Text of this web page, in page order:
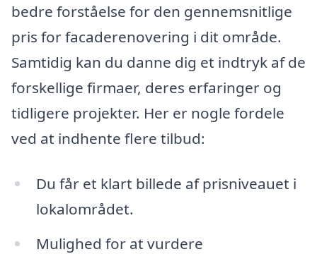
bedre forståelse for den gennemsnitlige
pris for facaderenovering i dit område.
Samtidig kan du danne dig et indtryk af de
forskellige firmaer, deres erfaringer og
tidligere projekter. Her er nogle fordele
ved at indhente flere tilbud:
Du får et klart billede af prisniveauet i
lokalområdet.
Mulighed for at vurdere